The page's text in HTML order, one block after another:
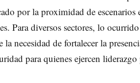
por la proximidad de escenarios
Para diversos sectores, lo
necesidad de fortalecer la
para quienes ejercen